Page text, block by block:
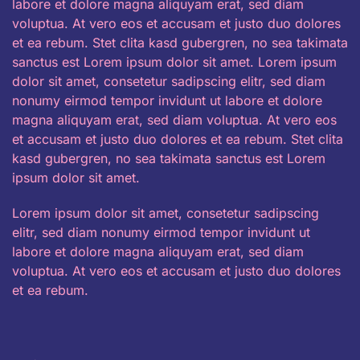
labore et dolore magna aliquyam erat, sed diam
voluptua. At vero eos et accusam et justo duo dolores
et ea rebum. Stet clita kasd gubergren, no sea takimata
sanctus est Lorem ipsum dolor sit amet. Lorem ipsum
dolor sit amet, consetetur sadipscing elitr, sed diam
nonumy eirmod tempor invidunt ut labore et dolore
magna aliquyam erat, sed diam voluptua. At vero eos
et accusam et justo duo dolores et ea rebum. Stet clita
kasd gubergren, no sea takimata sanctus est Lorem
ipsum dolor sit amet.
Lorem ipsum dolor sit amet, consetetur sadipscing
elitr, sed diam nonumy eirmod tempor invidunt ut
labore et dolore magna aliquyam erat, sed diam
voluptua. At vero eos et accusam et justo duo dolores
et ea rebum.